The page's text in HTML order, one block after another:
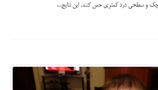
و سطحی درد کمتری حس کنند. این نتایج...